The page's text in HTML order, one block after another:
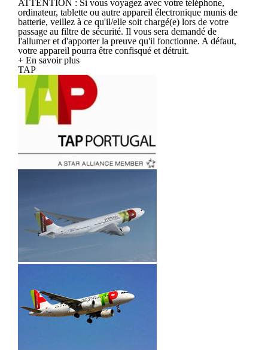
ATTENTION : Si vous voyagez avec votre téléphone,
ordinateur, tablette ou autre appareil électronique munis de
batterie, veillez à ce qu'il/elle soit chargé(e) lors de votre
passage au filtre de sécurité. Il vous sera demandé de
l'allumer et d'apporter la preuve qu'il fonctionne. A défaut,
votre appareil pourra être confisqué et détruit.
+ En savoir plus
TAP